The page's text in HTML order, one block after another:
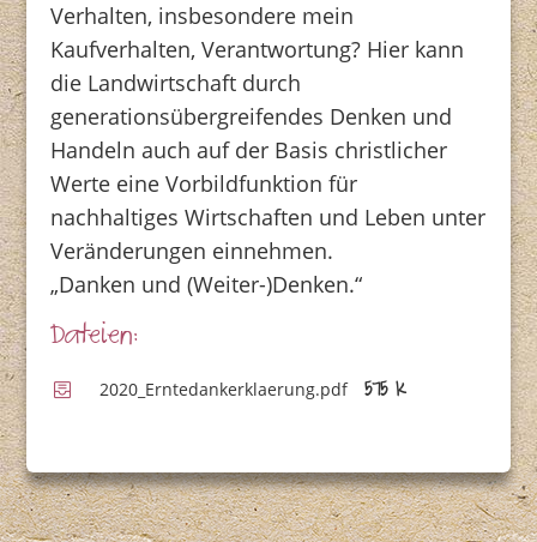
Verhalten, insbesondere mein
Kaufverhalten, Verantwortung? Hier kann
die Landwirtschaft durch
generationsübergreifendes Denken und
Handeln auch auf der Basis christlicher
Werte eine Vorbildfunktion für
nachhaltiges Wirtschaften und Leben unter
Veränderungen einnehmen.
„Danken und (Weiter-)Denken.“
Dateien:
2020_Erntedankerklaerung.pdf 575 K